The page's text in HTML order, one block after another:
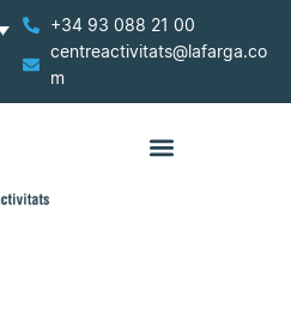
+34 93 088 21 00
centreactivitats@lafarga.co
m